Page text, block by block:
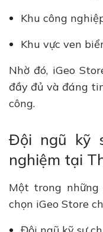
Khu công
Khu vực ven
Nhờ đó, iGeo
đầy đủ và đáng
công.
Đội ngũ kỹ
nghiệm tại
Một trong
chọn iGeo Store